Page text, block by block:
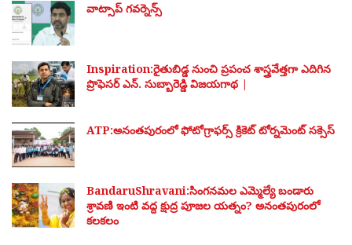
వాట్సాప్ గవర్నెన్స్
Inspiration:రైతుబిడ్డ నుంచి ప్రపంచ శాస్త్రవేత్తగా ఎదిగిన
ప్రొఫెసర్ ఎన్. సుబ్బారెడ్డి విజయగాథ |
ATP:అనంతపురంలో ఫోటోగ్రాఫర్స్ క్రికెట్ టోర్నమెంట్ సక్సెస్
BandaruShravani:సింగనమల ఎమ్మెల్యే బండారు
శ్రావణి ఇంటి వద్ద క్షుద్ర పూజల యత్నం? అనంతపురంలో
కలకలం